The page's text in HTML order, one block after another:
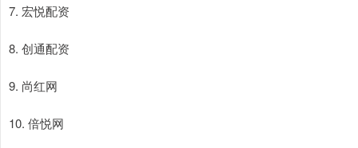
7. 宏悦配资
8. 创通配资
9. 尚红网
10. 倍悦网